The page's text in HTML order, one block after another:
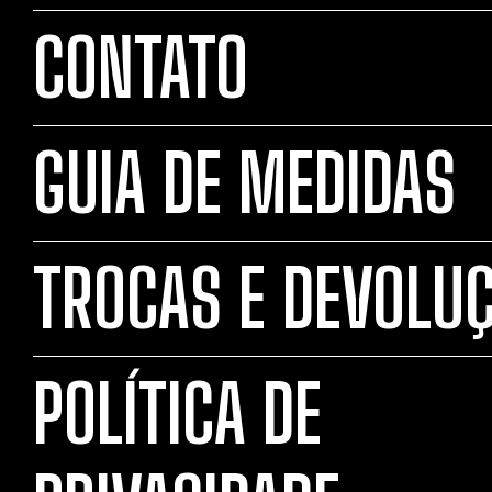
CONTATO
GUIA DE MEDIDAS
TROCAS E
POLÍTICA DE